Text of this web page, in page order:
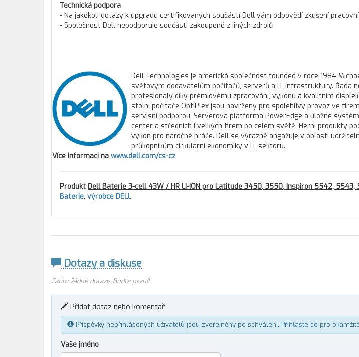
Technická podpora
- Na jakékoli dotazy k upgradu certifikovaných součástí Dell vám odpovědí zkušení
- Společnost Dell nepodporuje součásti zakoupené z jiných zdrojů
Dell Technologies je americká společnost founded v roce 1984
světovým dodavatelům počítačů, serverů a IT infrastruktury. Řada
profesionály díky prémiovému zpracování, výkonu a kvalitním
stolní počítače OptiPlex jsou navrženy pro spolehlivý provoz ve
servisní podporou. Serverová platforma PowerEdge a úložné
center a středních i velkých firem po celém světě. Herní produkty
výkon pro náročné hráče. Dell se výrazně angažuje v oblasti
průkopníkům cirkulární ekonomiky v IT sektoru.
Více informací na www.dell.com/cs-cz
Produkt Dell Baterie 3-cell 43W / HR LI-ION pro Latitude 3450, 3550, Inspiron 5542, 5543,
Baterie, výrobce DELL
Dotazy a diskuse
Zatím žádné dotazy. Buďte první!
Přidat dotaz nebo komentář
Příspěvky nepřihlášených uživatelů jsou zveřejněny po schválení. Přihlaste se pro
Vaše jméno